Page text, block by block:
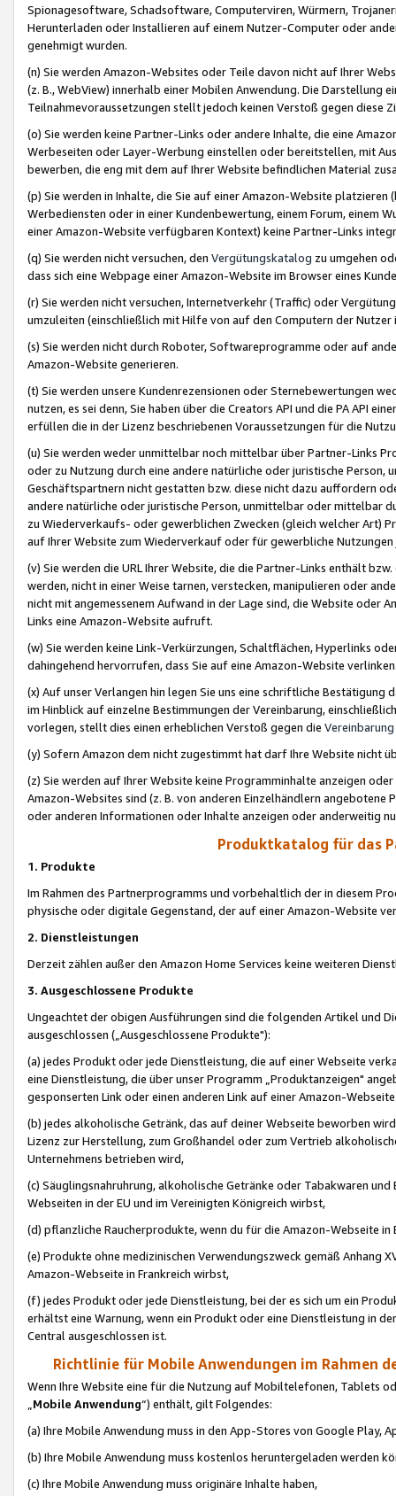
Spionagesoftware, Schadsoftware, Computerviren, Würmern,
Herunterladen oder Installieren auf einem Nutzer-Computer oder
genehmigt wurden.
(n) Sie werden Amazon-Websites oder Teile davon nicht auf Ihrer
(z. B., WebView) innerhalb einer Mobilen Anwendung. Die Darstellung
Teilnahmevoraussetzungen stellt jedoch keinen Verstoß gegen diese
(o) Sie werden keine Partner-Links oder andere Inhalte, die eine
Werbeseiten oder Layer-Werbung einstellen oder bereitstellen, mit
bewerben, die eng mit dem auf Ihrer Website befindlichen Material
(p) Sie werden in Inhalte, die Sie auf einer Amazon-Website
Werbediensten oder in einer Kundenbewertung, einem Forum, einem
einer Amazon-Website verfügbaren Kontext) keine Partner-Links
(q) Sie werden nicht versuchen, den Vergütungskatalog zu umgehen
dass sich eine Webpage einer Amazon-Website im Browser eines
(r) Sie werden nicht versuchen, Internetverkehr (Traffic) oder
umzuleiten (einschließlich mit Hilfe von auf den Computern der
(s) Sie werden nicht durch Roboter, Softwareprogramme oder auf
Amazon-Website generieren.
(t) Sie werden unsere Kundenrezensionen oder Sternebewertungen
nutzen, es sei denn, Sie haben über die Creators API und die PA API
erfüllen die in der Lizenz beschriebenen Voraussetzungen für die
(u) Sie werden weder unmittelbar noch mittelbar über Partner-Links
oder zu Nutzung durch eine andere natürliche oder juristische
Geschäftspartnern nicht gestatten bzw. diese nicht dazu auffordern
andere natürliche oder juristische Person, unmittelbar oder mittelbar
zu Wiederverkaufs- oder gewerblichen Zwecken (gleich welcher Art)
auf Ihrer Website zum Wiederverkauf oder für gewerbliche
(v) Sie werden die URL Ihrer Website, die die Partner-Links enthält
werden, nicht in einer Weise tarnen, verstecken, manipulieren oder
nicht mit angemessenem Aufwand in der Lage sind, die Website oder
Links eine Amazon-Website aufruft.
(w) Sie werden keine Link-Verkürzungen, Schaltflächen, Hyperlinks
dahingehend hervorrufen, dass Sie auf eine Amazon-Website
(x) Auf unser Verlangen hin legen Sie uns eine schriftliche
im Hinblick auf einzelne Bestimmungen der Vereinbarung,
vorlegen, stellt dies einen erheblichen Verstoß gegen die Vereinbarung
(y) Sofern Amazon dem nicht zugestimmt hat darf Ihre Website nicht
(z) Sie werden auf Ihrer Website keine Programminhalte anzeigen
Amazon-Websites sind (z. B. von anderen Einzelhändlern
oder anderen Informationen oder Inhalte anzeigen oder anderweitig
Produktkatalog für das
1. Produkte
Im Rahmen des Partnerprogramms und vorbehaltlich der in diesem
physische oder digitale Gegenstand, der auf einer Amazon-Website
2. Dienstleistungen
Derzeit zählen außer den Amazon Home Services keine weiteren
3. Ausgeschlossene Produkte
Ungeachtet der obigen Ausführungen sind die folgenden Artikel und
ausgeschlossen („Ausgeschlossene Produkte"):
(a) jedes Produkt oder jede Dienstleistung, die auf einer Webseite
eine Dienstleistung, die über unser Programm „Produktanzeigen"
gesponserten Link oder einen anderen Link auf einer Amazon-
(b) jedes alkoholische Getränk, das auf deiner Webseite beworben
Lizenz zur Herstellung, zum Großhandel oder zum Vertrieb
Unternehmens betrieben wird,
(c) Säuglingsnahruhrung, alkoholische Getränke oder Tabakwaren
Webseiten in der EU und im Vereinigten Königreich wirbst,
(d) pflanzliche Raucherprodukte, wenn du für die Amazon-Webseite in
(e) Produkte ohne medizinischen Verwendungszweck gemäß Anhang
Amazon-Webseite in Frankreich wirbst,
(f) jedes Produkt oder jede Dienstleistung, bei der es sich um ein
erhältst eine Warnung, wenn ein Produkt oder eine Dienstleistung in
Central ausgeschlossen ist.
Richtlinie für Mobile Anwendungen im Rahmen
Wenn Ihre Website eine für die Nutzung auf Mobiltelefonen, Tablets
„Mobile Anwendung“) enthält, gilt Folgendes:
(a) Ihre Mobile Anwendung muss in den App-Stores von Google Play,
(b) Ihre Mobile Anwendung muss kostenlos heruntergeladen werden
(c) Ihre Mobile Anwendung muss originäre Inhalte haben,